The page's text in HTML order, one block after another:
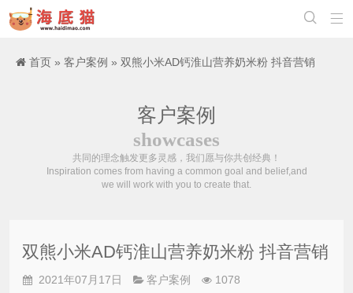


首页 » 客户案例 » 双熊小米AD钙淮山营养奶米粉 抖音营销
客户案例
showcases
共同的理念触发更多灵感，我们愿与你共创经典！
Inspiration comes from having a common goal and belief,and
we will work with you to create that.
双熊小米AD钙淮山营养奶米粉 抖音营销
2021年07月17日 客户案例 1078